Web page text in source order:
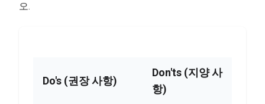
오.
Do's (권장 사항)
Don'ts (지양 사
항)